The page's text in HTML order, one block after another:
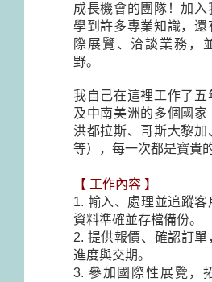
成長機會的團隊！加入
學到許多專業知識，還
際展覽、洽談業務，
野。
我自己在這裡工作了五
及中南美洲的多個國家
洪都拉斯、哥斯大黎加
等），每一次都是寶貴
【 工作內容 】
1. 輸入、處理並追蹤客
資料準確並存檔備份。
2. 提供報價、確認訂單
進度與交期。
3. 參加國際性展覽，